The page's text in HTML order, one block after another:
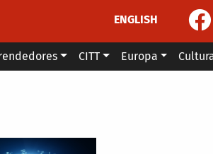
ENGLISH
CITT Europa